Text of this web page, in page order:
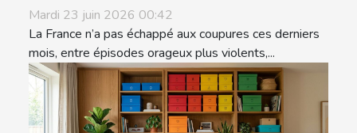
Mardi 23 juin 2026 00:42
La France n’a pas échappé aux coupures ces derniers
mois, entre épisodes orageux plus violents,...